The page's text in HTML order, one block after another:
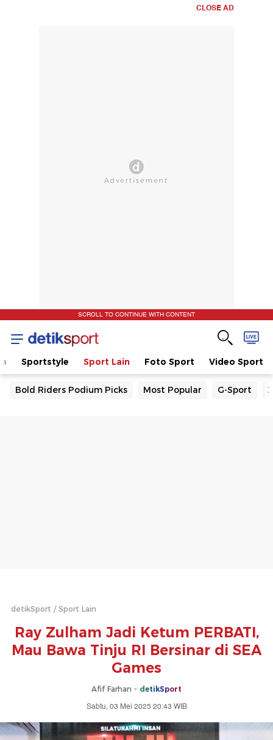
CLOSE AD
SCROLL TO CONTINUE WITH CONTENT
Sportstyle Sport Lain Foto Sport Video Sport
Bold Riders Podium Picks Most Popular G-Sport
detikSport Sport Lain
Ray Zulham Jadi Ketum PERBATI,
Mau Bawa Tinju RI Bersinar di SEA
Games
Afif Farhan - detikSport
Sabtu, 03 Mei 2025 20:43 WIB